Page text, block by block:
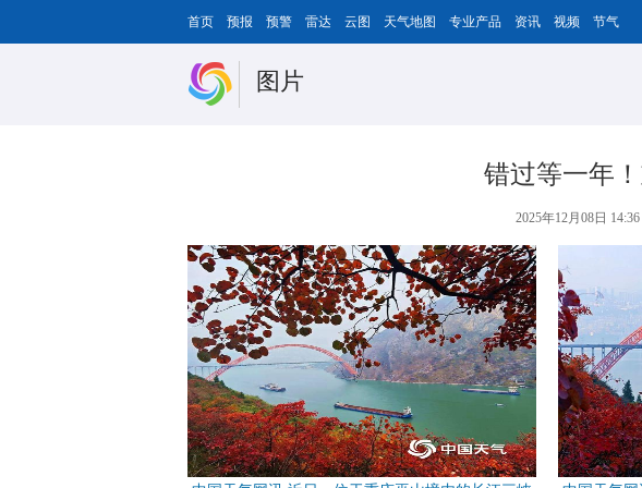
首页 预报 预警 雷达 云图 天气地图 专业产品 资讯 视频 节气
图片
错过等一年
2025年12月08日 14:36